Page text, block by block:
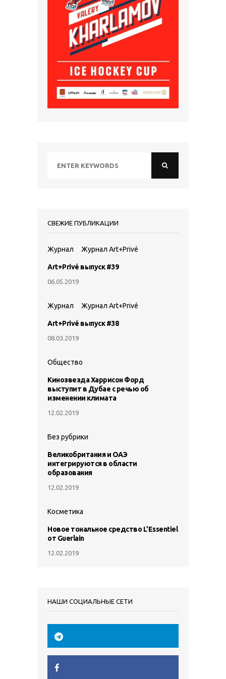
СВЕЖИЕ ПУБЛИКАЦИИ
Журнал Журнал Art+Privé
Art+Privé выпуск #39
06.05.2019
Журнал Журнал Art+Privé
Art+Privé выпуск #38
08.03.2019
Общество
Кинозвезда Харрисон Форд
выступит в Дубае с речью об
изменении климата
12.02.2019
Без рубрики
Великобритания и ОАЭ
интегрируются в области
образования
12.02.2019
Косметика
Новое тональное средство L’Essentiel
от Guerlain
12.02.2019
НАШИ СОЦИАЛЬНЫЕ СЕТИ